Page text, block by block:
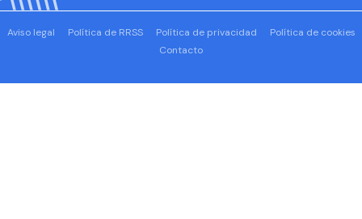
Aviso legal Política de RRSS Política de privacidad
Política de cookies
Contacto